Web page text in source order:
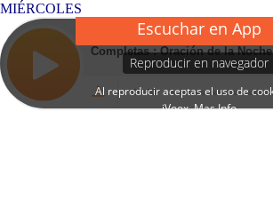
MIÉRCOLES